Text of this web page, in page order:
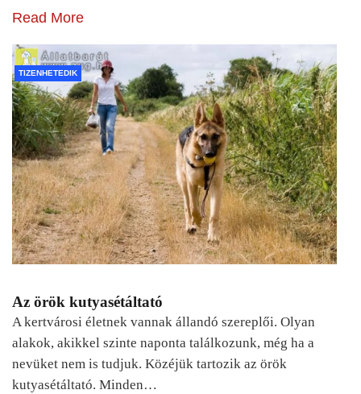
Read More
TIZENHETEDIK
Az örök kutyasétáltató
A kertvárosi életnek vannak állandó szereplői. Olyan
alakok, akikkel szinte naponta találkozunk, még ha a
nevüket nem is tudjuk. Közéjük tartozik az örök
kutyasétáltató. Minden…